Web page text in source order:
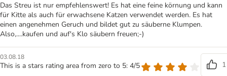
Das Streu ist nur empfehlenswert! Es hat eine feine körnung und kann
für Kitte als auch für erwachsene Katzen verwendet werden. Es hat
einen angenehmen Geruch und bildet gut zu säuberne Klumpen.
Also,....kaufen und auf's Klo säubern freuen;-)
03.08.18
This is a stars rating area from zero to 5: 4/5 1